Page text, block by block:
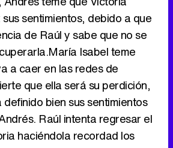
Canción ganadora de Eurovisión 2026: DARA con "Bangaranga" por Bulgaria
sentimientos, debido a que
de Raúl y sabe que no se
Isabel teme
a caer en las redes de
que ella será su perdición,
bien sus sentimientos
Raúl intenta regresar el
haciéndola recordad los